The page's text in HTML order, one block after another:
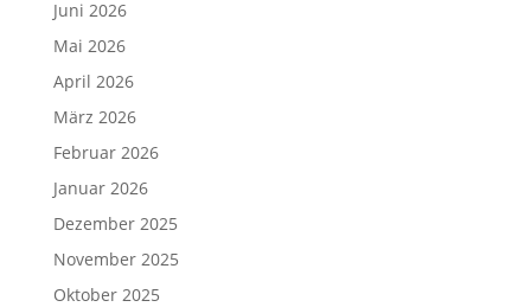
Juni 2026
Mai 2026
April 2026
März 2026
Februar 2026
Januar 2026
Dezember 2025
November 2025
Oktober 2025